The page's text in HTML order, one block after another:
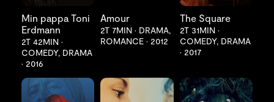
Min pappa Toni
Erdmann
2T 42MIN •
COMEDY, DRAMA
• 2016
Amour
2T 7MIN• DRAMA,
ROMANCE• 2012
The Square
2T 31MIN •
COMEDY, DRAMA
• 2017